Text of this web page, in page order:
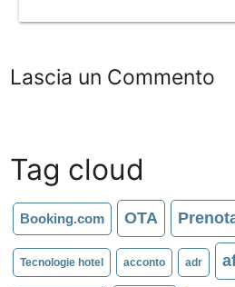
Lascia un Commento
Tag cloud
Booking.com OTA
Tecnologie hotel acconto adr